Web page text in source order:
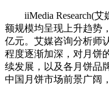
iiMedia Research(艾
额规模均呈现上升趋势
亿元。艾媒咨询分析师
程度逐渐加深，对月饼
续发展，以及各月饼品
中国月饼市场前景广阔